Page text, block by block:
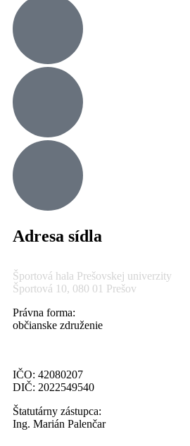
Adresa sídla
Športová hala Prešovskej univerzity
Športová 10, 080 01 Prešov
Právna forma:
občianske združenie
IČO: 42080207
DIČ: 2022549540
Štatutárny zástupca:
Ing. Marián Palenčar